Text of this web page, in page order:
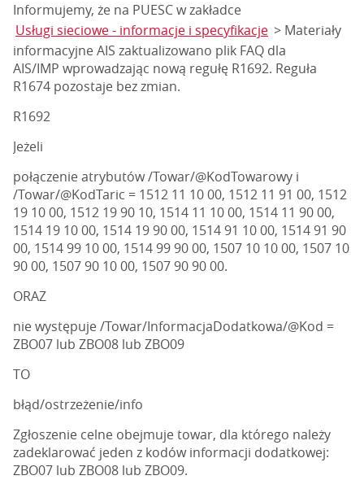
Informujemy, że na PUESC w zakładce
Usługi sieciowe - informacje i specyfikacje > Materiały
informacyjne AIS zaktualizowano plik FAQ dla
AIS/IMP wprowadzając nową regułę R1692. Reguła
R1674 pozostaje bez zmian.
R1692
Jeżeli
połączenie atrybutów /Towar/@KodTowarowy i
/Towar/@KodTaric = 1512 11 10 00, 1512 11 91 00, 1512
19 10 00, 1512 19 90 10, 1514 11 10 00, 1514 11 90 00,
1514 19 10 00, 1514 19 90 00, 1514 91 10 00, 1514 91 90
00, 1514 99 10 00, 1514 99 90 00, 1507 10 10 00, 1507 10
90 00, 1507 90 10 00, 1507 90 90 00.
ORAZ
nie występuje /Towar/InformacjaDodatkowa/@Kod =
ZBO07 lub ZBO08 lub ZBO09
TO
błąd/ostrzeżenie/info
Zgłoszenie celne obejmuje towar, dla którego należy
zadeklarować jeden z kodów informacji dodatkowej:
ZBO07 lub ZBO08 lub ZBO09.